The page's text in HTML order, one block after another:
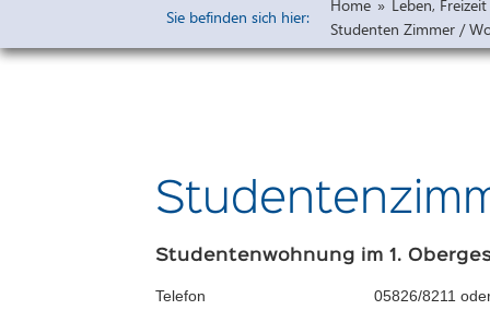
Wirksame
Sie befinden sich hier:
Home » Leben,
Studenten Zimmer /
Studentenwohnung im 1.
Telefon
05826/8211